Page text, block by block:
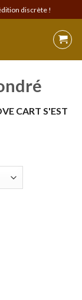
discrète !
CART S'EST